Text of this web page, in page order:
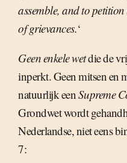
assemble, and to
of grievances.‘
Geen enkele wetdie de
inperkt. Geen mitsen en
natuurlijk eenSupreme
Grondwet wordt
Nederlandse, niet eens
7: